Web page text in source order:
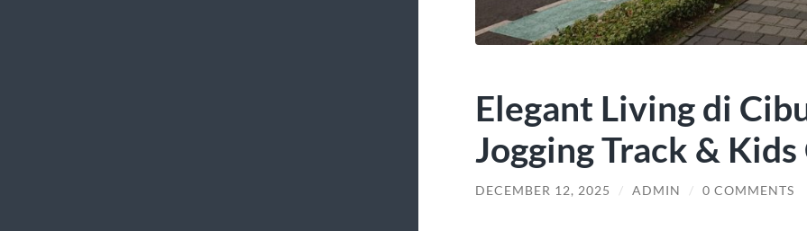
Elegant Living di
Jogging Track & Kids
DECEMBER 12, 2025 / ADMIN / 0 COMMENTS